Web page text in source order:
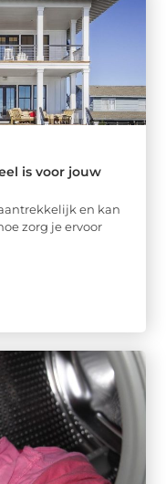
is voor jouw
en kan
zorg je ervoor